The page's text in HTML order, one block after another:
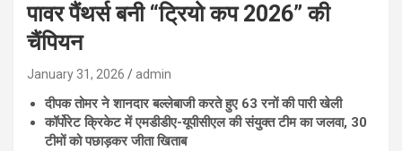
पावर पैंथर्स बनी “ट्रियो कप 2026” की
चैंपियन
January 31, 2026 admin
दीपक तोमर ने शानदार बल्लेबाजी करते हुए 63 रनों की पारी खेली
कॉर्पोरेट क्रिकेट में एमडीडीए-यूपीसीएल की संयुक्त टीम का जलवा, 30
टीमों को पछाड़कर जीता खिताब